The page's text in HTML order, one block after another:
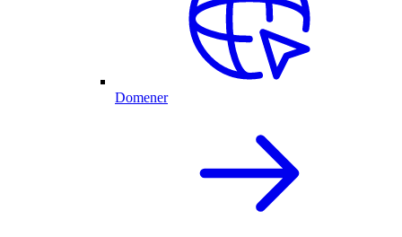
Domener